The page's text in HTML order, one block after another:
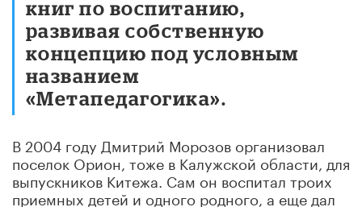
книг по воспитанию,
развивая собственную
концепцию под условным
названием
«Метапедагогика».
В 2004 году Дмитрий Морозов организовал
поселок Орион, тоже в Калужской области, для
выпускников Китежа. Сам он воспитал троих
приемных детей и одного родного, а еще дал